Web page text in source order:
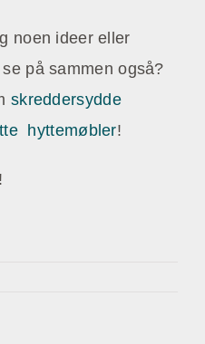
noen ideer eller
på sammen også?
skreddersydde
hyttemøbler!